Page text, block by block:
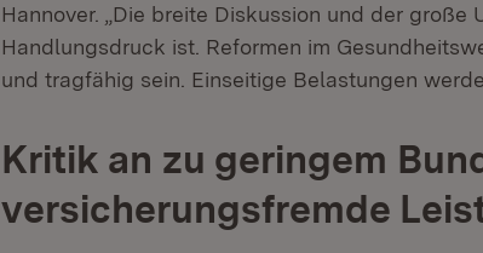
Hannover. „Die breite Diskussion und der große
Handlungsdruck ist. Reformen im
und tragfähig sein. Einseitige Belastungen
Kritik an zu geringem
versicherungsfremde